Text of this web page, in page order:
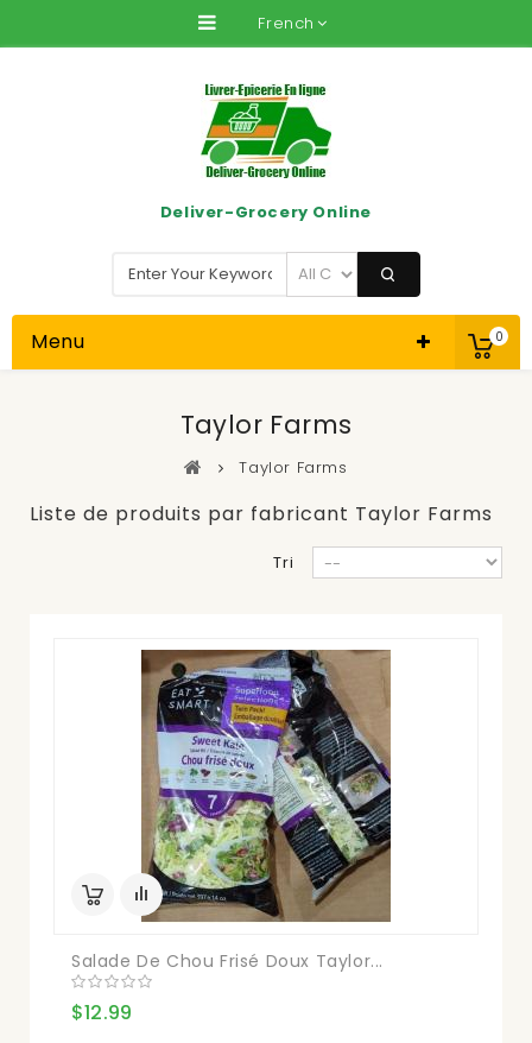
French
0
Deliver-Grocery Online
Menu
Taylor Farms
Taylor Farms
Liste de produits par fabricant Taylor Farms
Tri
Salade De Chou Frisé Doux Taylor...
$12.99